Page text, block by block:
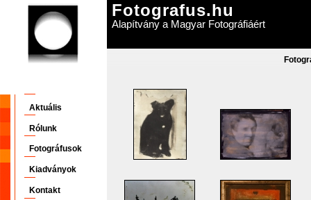
Fotografus.hu
Alapítvány a Magyar Fotográfiáért
Aktuális
Rólunk
Fotográfusok
Kiadványok
Kontakt